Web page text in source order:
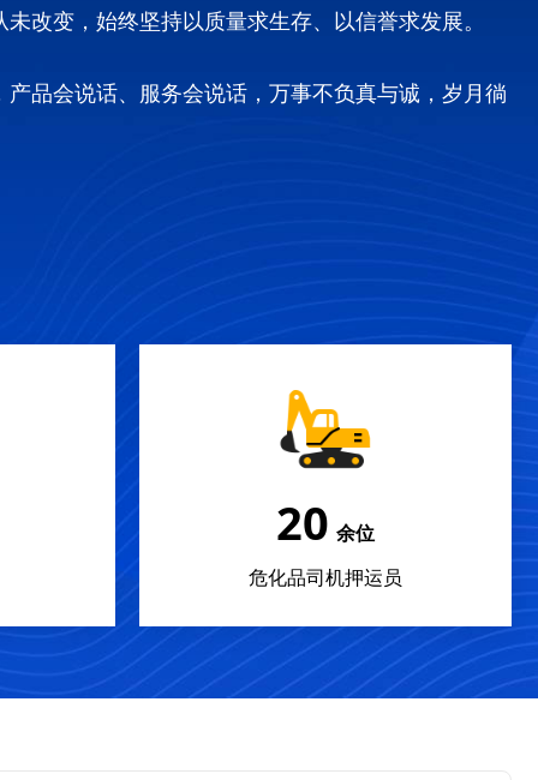
改变，始终坚持以质量求生存、以信誉求发展。
品会说话、服务会说话，万事不负真与诚，岁月徜
20 余位
危化品司机押运员